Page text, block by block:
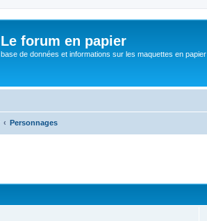
Le forum en papier
base de données et informations sur les maquettes en papier
Personnages